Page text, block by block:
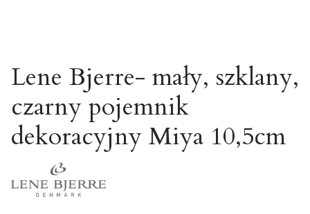
Lene Bjerre- mały, szklany,
czarny pojemnik
dekoracyjny Miya 10,5cm